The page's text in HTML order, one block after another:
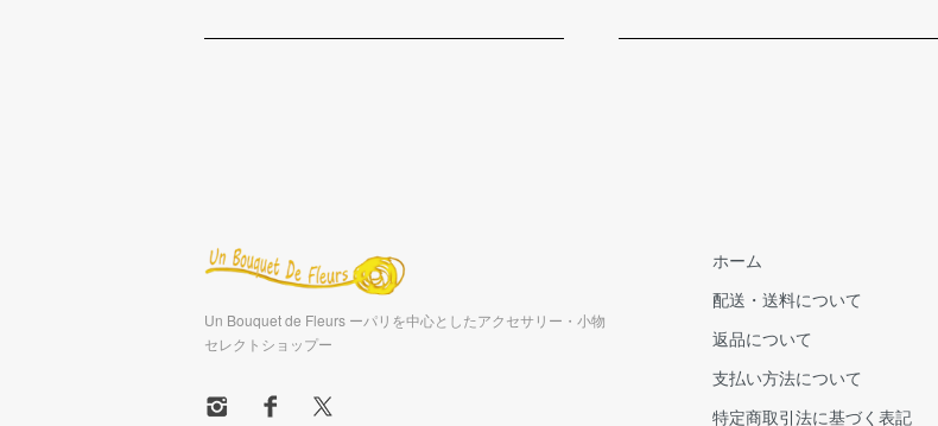
Un Bouquet de Fleurs ーパリを中心としたアクセサリー・小物
セレクトショップー
ホーム
配送・送料について
返品について
支払い方法について
特定商取引法に基づく表記